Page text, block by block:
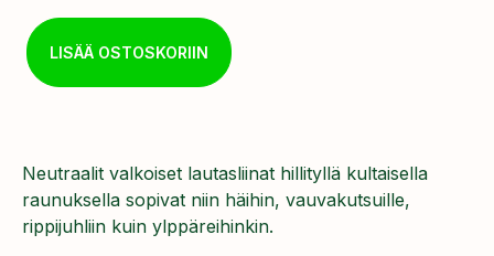
LISÄÄ OSTOSKORIIN
Neutraalit valkoiset lautasliinat hillityllä kultaisella
raunuksella sopivat niin häihin, vauvakutsuille,
rippijuhliin kuin ylppäreihinkin.